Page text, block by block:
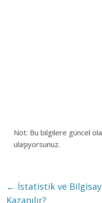
Not: Bu bilgilere güncel
ulaşıyorsunuz.
← İstatistik ve
Kazanılır?